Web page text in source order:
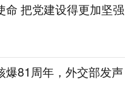
命 把党建设得更加坚强
爆81周年，外交部发声